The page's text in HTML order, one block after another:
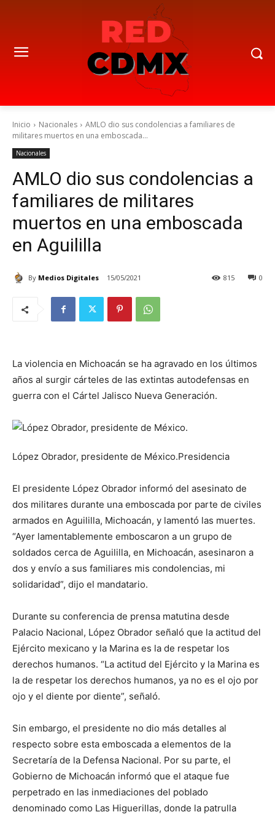
Inicio Nacionales
AMLO dio sus condolencias a familiares de
militares muertos en una emboscada...
Nacionales
AMLO dio sus condolencias a
familiares de militares
muertos en una emboscada
en Aguililla
By Medios Digitales 15/05/2021 0
815
La violencia en Michoacán se ha agravado en los últimos
años al surgir cárteles de las extintas autodefensas en
guerra con el Cártel Jalisco Nueva Generación.
López Obrador, presidente de México.Presidencia
El presidente López Obrador informó del asesinato de
dos militares durante una emboscada por parte de civiles
armados en Aguililla, Michoacán, y lamentó las muertes.
“Ayer lamentablemente emboscaron a un grupo de
soldados cerca de Aguililla, en Michoacán, asesinaron a
dos y envío a sus familiares mis condolencias, mi
solidaridad”, dijo el mandatario.
Durante su conferencia de prensa matutina desde
Palacio Nacional, López Obrador señaló que la actitud del
Ejército mexicano y la Marina es la de respetar los
derechos humanos. “La actitud del Ejército y la Marina es
la de respetar los derechos humanos, ya no es el ojo por
ojo y el diente por diente”, señaló.
Sin embargo, el presidente no dio más detalles al
respecto sobre esta emboscada a elementos de la
Secretaría de la Defensa Nacional. Por su parte, el
Gobierno de Michoacán informó que el ataque fue
perpetrado en las inmediaciones del poblado
denominado como Las Higuerillas, donde la patrulla